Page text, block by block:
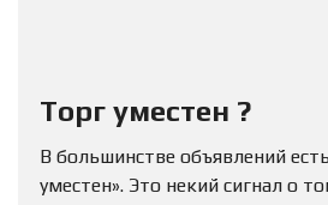
Торг уместен ?
В большинстве объявлений
уместен». Это некий сигнал о